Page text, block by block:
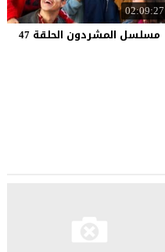
02:09:27
مسلسل المشردون الحلقة 47